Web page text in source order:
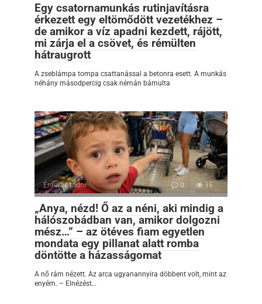
Egy csatornamunkás rutinjavításra
érkezett egy eltömődött vezetékhez –
de amikor a víz apadni kezdett, rájött,
mi zárja el a csövet, és rémülten
hátraugrott
A zseblámpa tompa csattanással a betonra esett. A munkás
néhány másodpercig csak némán bámulta
Érdekes tudni 0 36
„Anya, nézd! Ő az a néni, aki mindig a
hálószobádban van, amikor dolgozni
mész…” – az ötéves fiam egyetlen
mondata egy pillanat alatt romba
döntötte a házasságomat
A nő rám nézett. Az arca ugyanannyira döbbent volt, mint az
enyém. – Elnézést…